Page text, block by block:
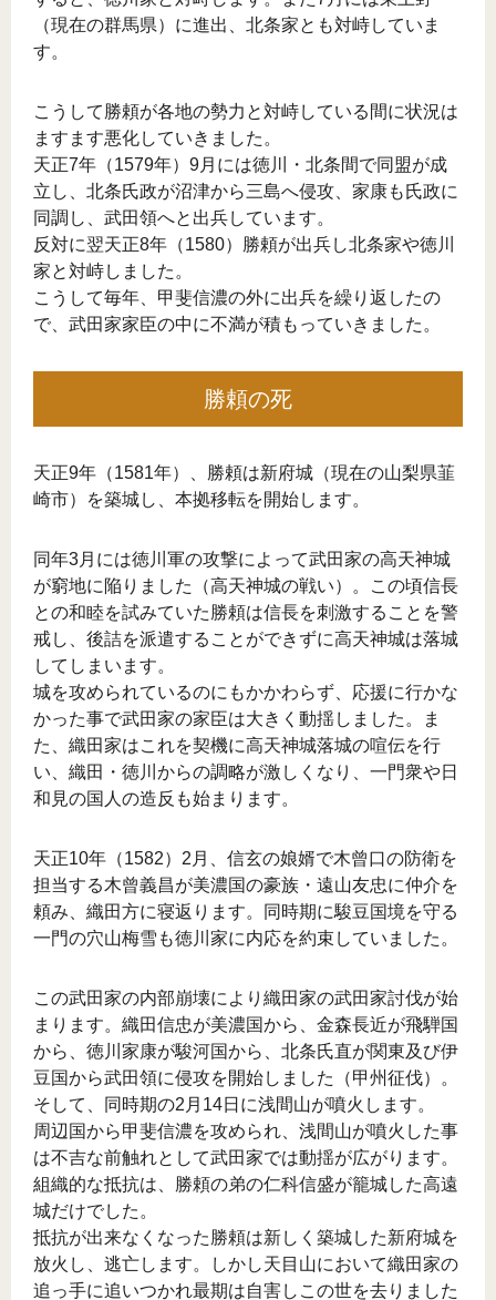
（現在の群馬県）に進出、北条家とも対峙していま
す。
こうして勝頼が各地の勢力と対峙している間に状況は
ますます悪化していきました。
天正7年（1579年）9月には徳川・北条間で同盟が成
立し、北条氏政が沼津から三島へ侵攻、家康も氏政に
同調し、武田領へと出兵しています。
反対に翌天正8年（1580）勝頼が出兵し北条家や徳川
家と対峙しました。
こうして毎年、甲斐信濃の外に出兵を繰り返したの
で、武田家家臣の中に不満が積もっていきました。
勝頼の死
天正9年（1581年）、勝頼は新府城（現在の山梨県韮
崎市）を築城し、本拠移転を開始します。
同年3月には徳川軍の攻撃によって武田家の高天神城
が窮地に陥りました（高天神城の戦い）。この頃信長
との和睦を試みていた勝頼は信長を刺激することを警
戒し、後詰を派遣することができずに高天神城は落城
してしまいます。
城を攻められているのにもかかわらず、応援に行かな
かった事で武田家の家臣は大きく動揺しました。ま
た、織田家はこれを契機に高天神城落城の喧伝を行
い、織田・徳川からの調略が激しくなり、一門衆や日
和見の国人の造反も始まります。
天正10年（1582）2月、信玄の娘婿で木曾口の防衛を
担当する木曾義昌が美濃国の豪族・遠山友忠に仲介を
頼み、織田方に寝返ります。同時期に駿豆国境を守る
一門の穴山梅雪も徳川家に内応を約束していました。
この武田家の内部崩壊により織田家の武田家討伐が始
まります。織田信忠が美濃国から、金森長近が飛騨国
から、徳川家康が駿河国から、北条氏直が関東及び伊
豆国から武田領に侵攻を開始しました（甲州征伐）。
そして、同時期の2月14日に浅間山が噴火します。
周辺国から甲斐信濃を攻められ、浅間山が噴火した事
は不吉な前触れとして武田家では動揺が広がります。
組織的な抵抗は、勝頼の弟の仁科信盛が籠城した高遠
城だけでした。
抵抗が出来なくなった勝頼は新しく築城した新府城を
放火し、逃亡します。しかし天目山において織田家の
追っ手に追いつかれ最期は自害しこの世を去りました